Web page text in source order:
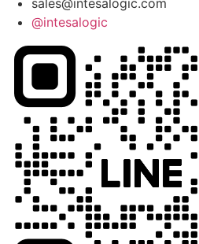
sales@intesalogic.com
@intesalogic